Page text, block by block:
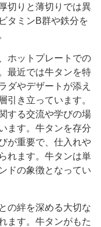
切りと薄切りでは異
タミンB群や鉄分を
ホットプレートでの
最近では牛タンを特
ダやデザートが添え
引き立っています。
する交流や学びの場
ます。牛タンを存分
が重要で、仕入れや
れます。牛タンは単
ドの象徴となってい
の絆を深める大切な
ます。牛タンがもた